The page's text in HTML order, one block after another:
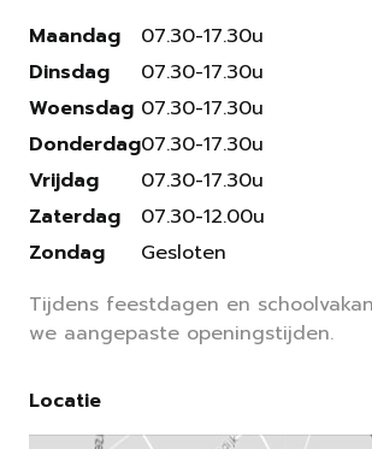
Maandag
Dinsdag
Woensdag
Donderdag
Vrijdag
Zaterdag
Zondag
07.30-17.30u
07.30-17.30u
07.30-17.30u
07.30-17.30u
07.30-17.30u
07.30-12.00u
Gesloten
Tijdens feestdagen en
we aangepaste openingstijden.
Locatie